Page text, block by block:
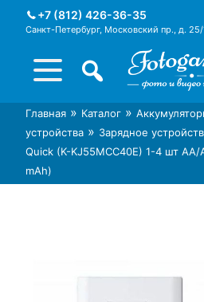
+7 (812) 426-36-35
Санкт-Петербург, Московский пр., д. 25/
Интернет-
Foto-
Магазин
gamma.ru
Главная » Каталог »
устройства » Зарядное
Quick (K-KJ55MCС40E) 1-4 шт
mAh)